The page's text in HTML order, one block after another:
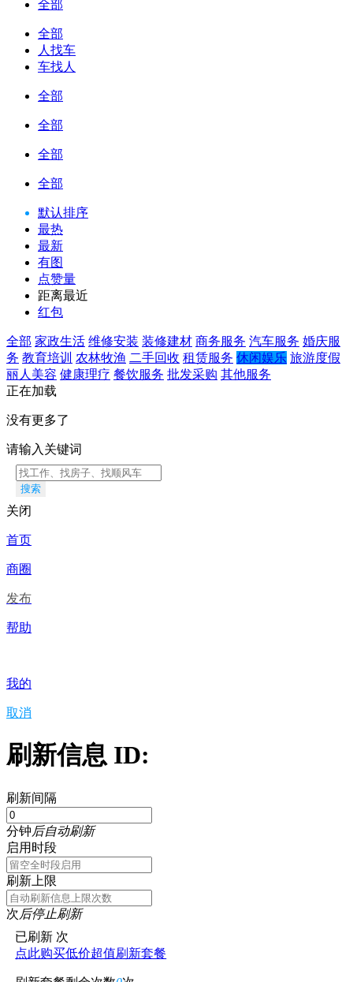
全部
全部
人找车
车找人
全部
全部
全部
全部
默认排序
最热
最新
有图
点赞量
距离最近
红包
全部 家政生活 维修安装 装修建材 商务服务 汽车服务 婚庆服
务 教育培训 农林牧渔 二手回收 租赁服务 休闲娱乐 旅游度假
丽人美容 健康理疗 餐饮服务 批发采购 其他服务
正在加载
没有更多了
请输入关键词
搜索
关闭
首页
商圈
发布
帮助
我的
取消
刷新信息 ID:
刷新间隔
分钟后自动刷新
启用时段
刷新上限
次后停止刷新
已刷新 次
点此购买低价超值刷新套餐